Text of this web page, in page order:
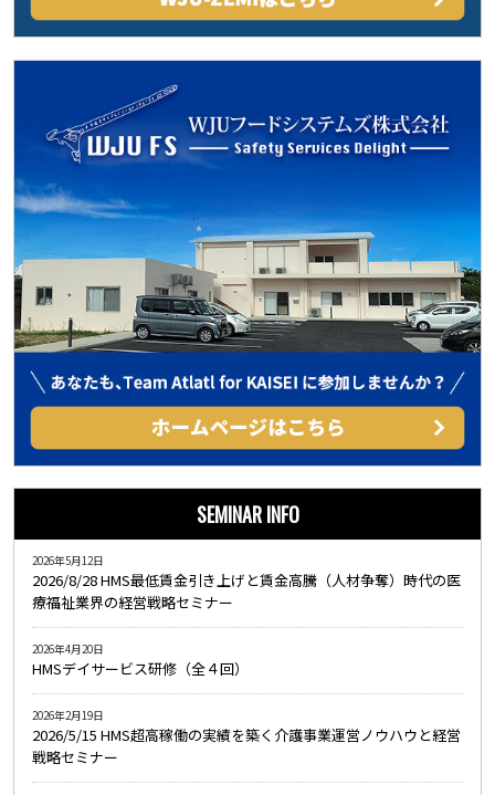
SEMINAR INFO
2026/8/28 HMS最低賃金引き上げと賃金高騰（人材争奪）時代の医
療福祉業界の経営戦略セミナー
2026年5月12日
HMSデイサービス研修（全４回）
2026年4月20日
2026/5/15 HMS超高稼働の実績を築く介護事業運営ノウハウと経営
戦略セミナー
2026年2月19日